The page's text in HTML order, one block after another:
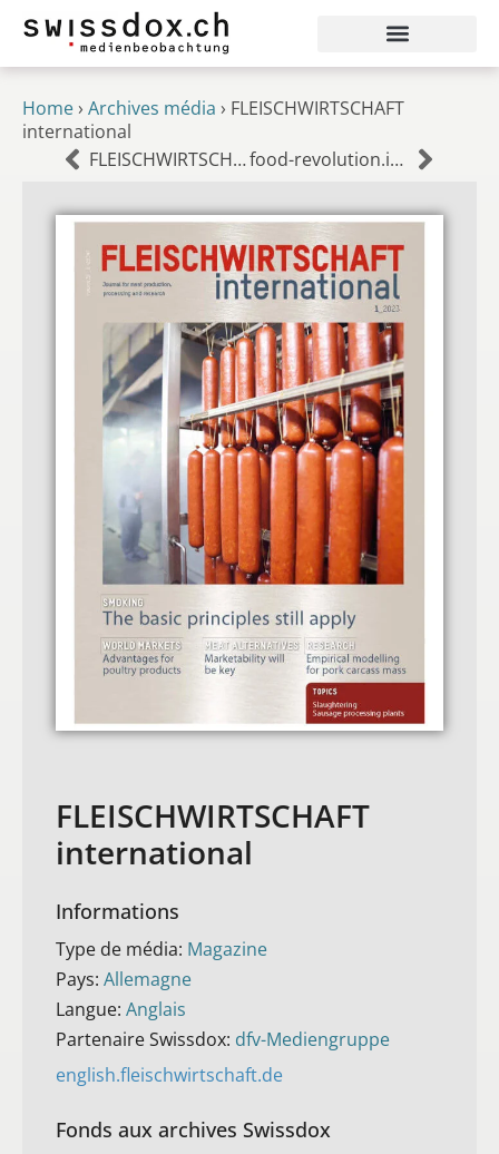
Home› Archives média › FLEISCHWIRTSCHAFT
international
FLEISCHWIRTSCHAFT
food-revolution.info
FLEISCHWIRTSCHAFT
international
Informations
Type de média: Magazine
Pays: Allemagne
Langue: Anglais
Partenaire Swissdox: dfv-Mediengruppe
english.fleischwirtschaft.de
Fonds aux archives Swissdox